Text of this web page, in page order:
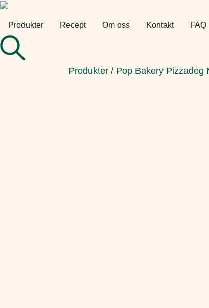
Produkter Recept Om oss Kontakt FAQ
Produkter / Pop Bakery Pizzadeg